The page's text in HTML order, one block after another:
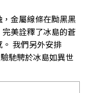
金屬線條在黝黑黑
美詮釋了冰島的蒼
我們另外安排
馳騁於冰島如異世